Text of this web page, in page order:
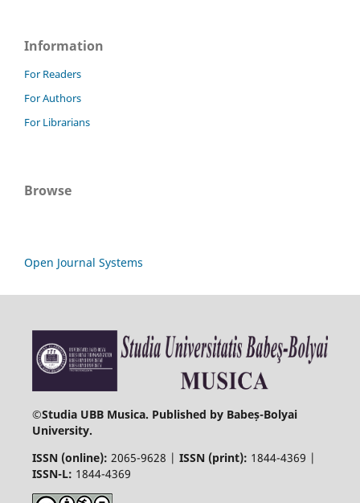
Information
For Readers
For Authors
For Librarians
Browse
Open Journal Systems
©Studia UBB Musica. Published by Babeș-Bolyai
University.
ISSN (online): 2065-9628 | ISSN (print): 1844-4369 |
ISSN-L: 1844-4369